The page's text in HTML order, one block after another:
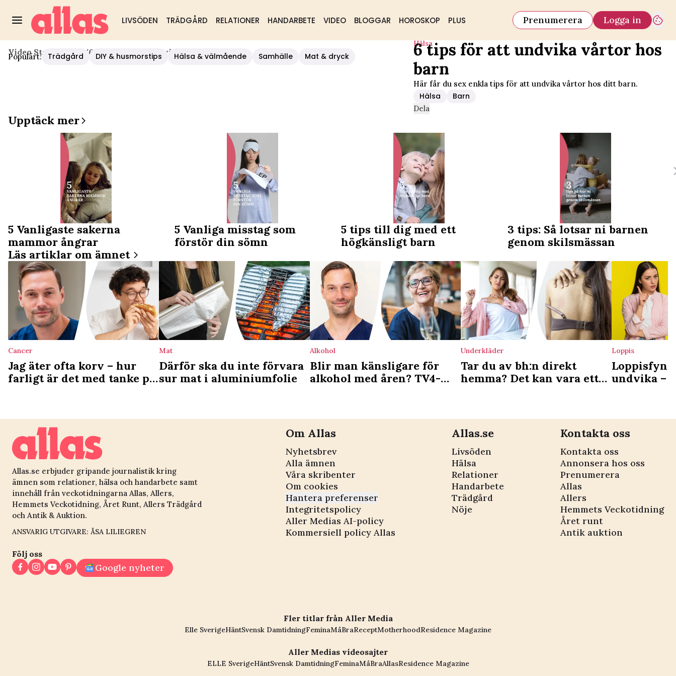
LIVSÖDEN TRÄDGÅRD RELATIONER HANDARBETE VIDEO BLOGGAR HOROSKOP PLUS Prenumerera Logga in
Populärt: Trädgård DIY & husmorstips Hälsa & välmående Samhälle Mat & dryck
Video Start / Hälsa /6 Tips För Att Undvika Vårtor Hos Barn
Hälsa
6 tips för att undvika vårtor hos
barn
Här får du sex enkla tips för att undvika vårtor hos ditt barn.
Hälsa Barn
Dela
Upptäck mer
5 Vanligaste sakerna
mammor ångrar
5 Vanliga misstag som
förstör din sömn
5 tips till dig med ett
högkänsligt barn
3 tips: Så lotsar ni barnen
genom skilsmässan
Läs artiklar om ämnet
Cancer
Jag äter ofta korv – hur
farligt är det med tanke på
Mat
Därför ska du inte förvara
sur mat i aluminiumfolie
Alkohol
Blir man känsligare för
alkohol med åren? TV4-
Underkläder
Tar du av bh:n direkt
hemma? Det kan vara ett
Loppis
undvika –
Allas.se erbjuder gripande journalistik kring
ämnen som relationer, hälsa och handarbete samt
innehåll från veckotidningarna Allas, Allers,
Hemmets Veckotidning, Året Runt, Allers Trädgård
och Antik & Auktion.
ANSVARIG UTGIVARE: ÅSA LILIEGREN
Följ oss
Google nyheter
Om Allas
Nyhetsbrev
Alla ämnen
Våra skribenter
Om cookies
Hantera preferenser
Integritetspolicy
Aller Medias AI-policy
Kommersiell policy Allas
Allas.se
Livsöden
Hälsa
Relationer
Handarbete
Trädgård
Nöje
Kontakta oss
Kontakta oss
Annonsera hos oss
Prenumerera
Allas
Allers
Hemmets Veckotidning
Året runt
Antik auktion
Fler titlar från Aller Media
Elle SverigeHäntSvensk DamtidningFeminaMåBraReceptMotherhoodResidence Magazine
Aller Medias videosajter
ELLE SverigeHäntSvensk DamtidningFeminaMåBraAllasResidence Magazine